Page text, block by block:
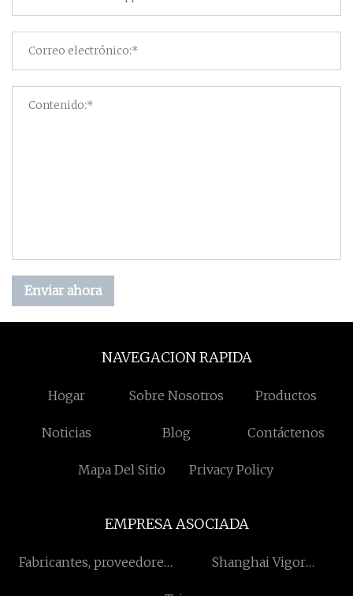
Enviar ahora
NAVEGACION RAPIDA
Hogar Sobre Nosotros Productos
Noticias Blog Contáctenos
Mapa Del Sitio Privacy Policy
EMPRESA ASOCIADA
Fabricantes, proveedores
Shanghai Vigor